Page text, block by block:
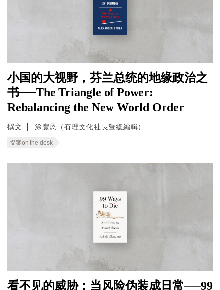
小国的大视野，芬兰总统的地缘政治之
书──The Triangle of Power:
Rebalancing the New World Order
撰文 涂豐恩（有理文化社長暨總編輯）
提案on the desk
看不见的威胁：当风险伪装成日常──99